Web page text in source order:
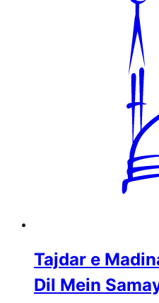
Tajdar e
Dil Mein